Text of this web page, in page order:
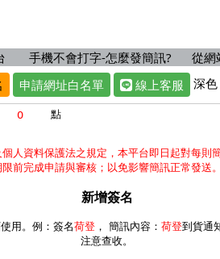
手機不會打字-怎麼發簡訊?
從網
申請網址白名單 線上客服 深
點
人資料保護法之規定，本平台即日起對每則
限前完成申請與審核；以免影響簡訊正常發送
新增簽名
用。例：簽名荷登， 簡訊內容： 荷登到貨通
注意查收。